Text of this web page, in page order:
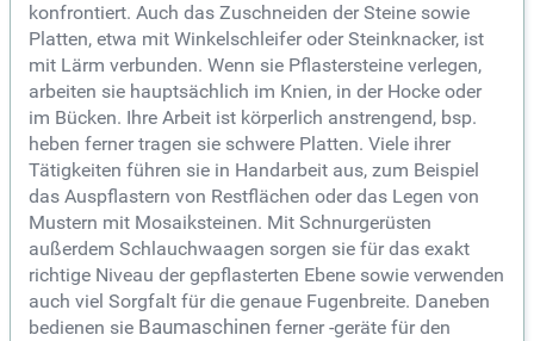
konfrontiert. Auch das Zuschneiden der Steine sowie
Platten, etwa mit Winkelschleifer oder Steinknacker, ist
mit Lärm verbunden. Wenn sie Pflastersteine verlegen,
arbeiten sie hauptsächlich im Knien, in der Hocke oder
im Bücken. Ihre Arbeit ist körperlich anstrengend, bsp.
heben ferner tragen sie schwere Platten. Viele ihrer
Tätigkeiten führen sie in Handarbeit aus, zum Beispiel
das Auspflastern von Restflächen oder das Legen von
Mustern mit Mosaiksteinen. Mit Schnurgerüsten
außerdem Schlauchwaagen sorgen sie für das exakt
richtige Niveau der gepflasterten Ebene sowie verwenden
auch viel Sorgfalt für die genaue Fugenbreite. Daneben
bedienen sie Baumaschinen ferner -geräte für den